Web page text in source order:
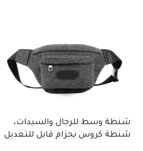
شنطة وسط للرجال والسيدات،
شنطة كروس بحزام قابل للتعديل